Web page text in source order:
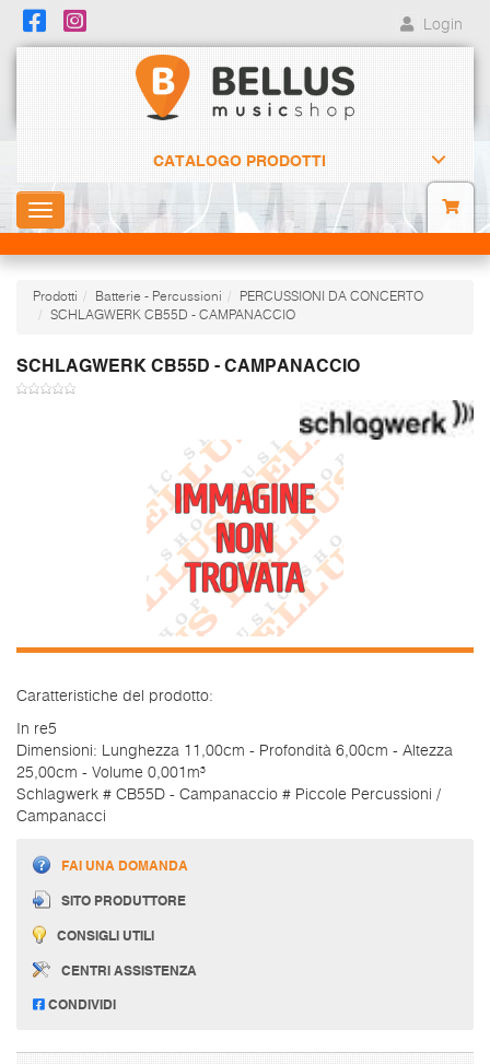
Login
CATALOGO PRODOTTI
Toggle
navigation
Prodotti Batterie - Percussioni
PERCUSSIONI DA CONCERTO
SCHLAGWERK CB55D - CAMPANACCIO
SCHLAGWERK CB55D - CAMPANACCIO
Caratteristiche del prodotto:
In re5
Dimensioni: Lunghezza 11,00cm - Profondità 6,00cm - Altezza
25,00cm - Volume 0,001m³
Schlagwerk # CB55D - Campanaccio # Piccole Percussioni /
Campanacci
FAI UNA DOMANDA
SITO PRODUTTORE
CONSIGLI UTILI
CENTRI ASSISTENZA
CONDIVIDI